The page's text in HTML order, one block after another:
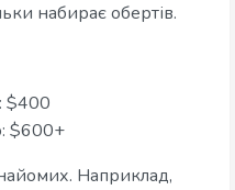
набирає обертів.
$400
$600+
Наприклад,